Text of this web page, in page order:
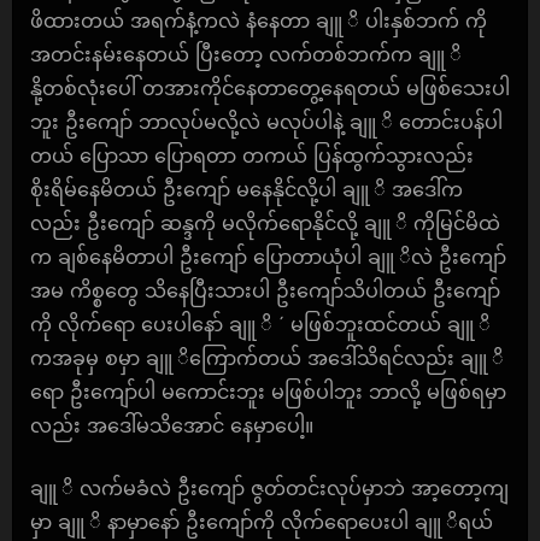
ဖိထားတယ် အရက်နံ့ကလဲ နံနေတာ ချူ ိ ပါးနှစ်ဘက် ကို
အတင်းနမ်းနေတယ် ပြီးတော့ လက်တစ်ဘက်က ချူ ိ
နို့တစ်လုံးပေါ် တအားကိုင်နေတာတွေ့နေရတယ် မဖြစ်သေးပါ
ဘူး ဦးကျော် ဘာလုပ်မလို့လဲ မလုပ်ပါနဲ့ ချူ ိ တောင်းပန်ပါ
တယ် ပြောသာ ပြောရတာ တကယ် ပြန်ထွက်သွားလည်း
စိုးရိမ်နေမိတယ် ဦးကျော် မနေနိုင်လို့ပါ ချူ ိ အဒေါ်က
လည်း ဦးကျော် ဆန္ဒကို မလိုက်ရောနိုင်လို့ ချူ ိ ကိုမြင်မိထဲ
က ချစ်နေမိတာပါ ဦးကျော် ပြောတာယုံပါ ချူ ိလဲ ဦးကျော်
အမ ကိစ္စတွေ သိနေပြီးသားပါ ဦးကျော်သိပါတယ် ဦးကျော်
ကို လိုက်ရော ပေးပါနော် ချူ ိ ´ မဖြစ်ဘူးထင်တယ် ချူ ိ
ကအခုမှ စမှာ ချူ ိကြောက်တယ် အဒေါ်သိရင်လည်း ချူ ိ
ရော ဦးကျော်ပါ မကောင်းဘူး မဖြစ်ပါဘူး ဘာလို့ မဖြစ်ရမှာ
လည်း အဒေါ်မသိအောင် နေမှာပေါ့။
ချူ ိ လက်မခံလဲ ဦးကျော် ဇွတ်တင်းလုပ်မှာဘဲ အာ့တော့ကျ
မှာ ချူ ိ နာမှာနော် ဦးကျော်ကို လိုက်ရောပေးပါ ချူ ိရယ်